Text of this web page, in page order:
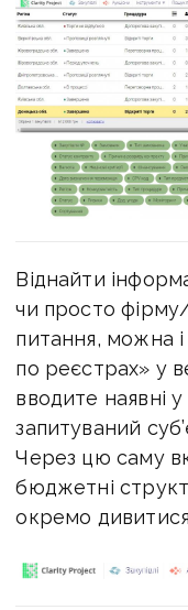
Віднайти
чи просто
питання, можна
по реєстрах» у
вводите наявні
запитуваний
Через цю саму
бюджетні
окремо дивитися